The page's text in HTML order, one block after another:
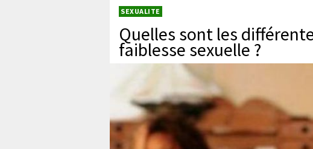
SEXUALITE
Quelles sont les
faiblesse sexuelle ?